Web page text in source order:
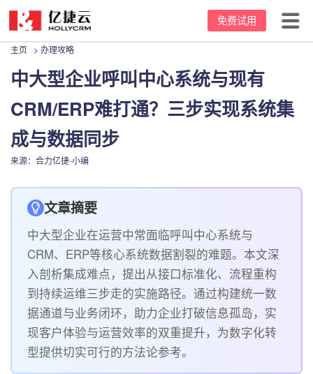
免费试用
首页
产品中心
客服电话系统
电话外呼系统
外呼机器人
95呼叫中心
客户案例
资源中心
新闻动态
办理攻略
常用话术
关于我们
公司介绍
发展里程碑
联系我们
主页 > 办理攻略
中大型企业呼叫中心系统与现有
CRM/ERP难打通？三步实现系统集
成与数据同步
来源：合力亿捷-小编
文章摘要
中大型企业在运营中常面临呼叫中心系统与
CRM、ERP等核心系统数据割裂的难题。本文深
入剖析集成难点，提出从接口标准化、流程重构
到持续运维三步走的实施路径。通过构建统一数
据通道与业务闭环，助力企业打破信息孤岛，实
现客户体验与运营效率的双重提升，为数字化转
型提供切实可行的方法论参考。